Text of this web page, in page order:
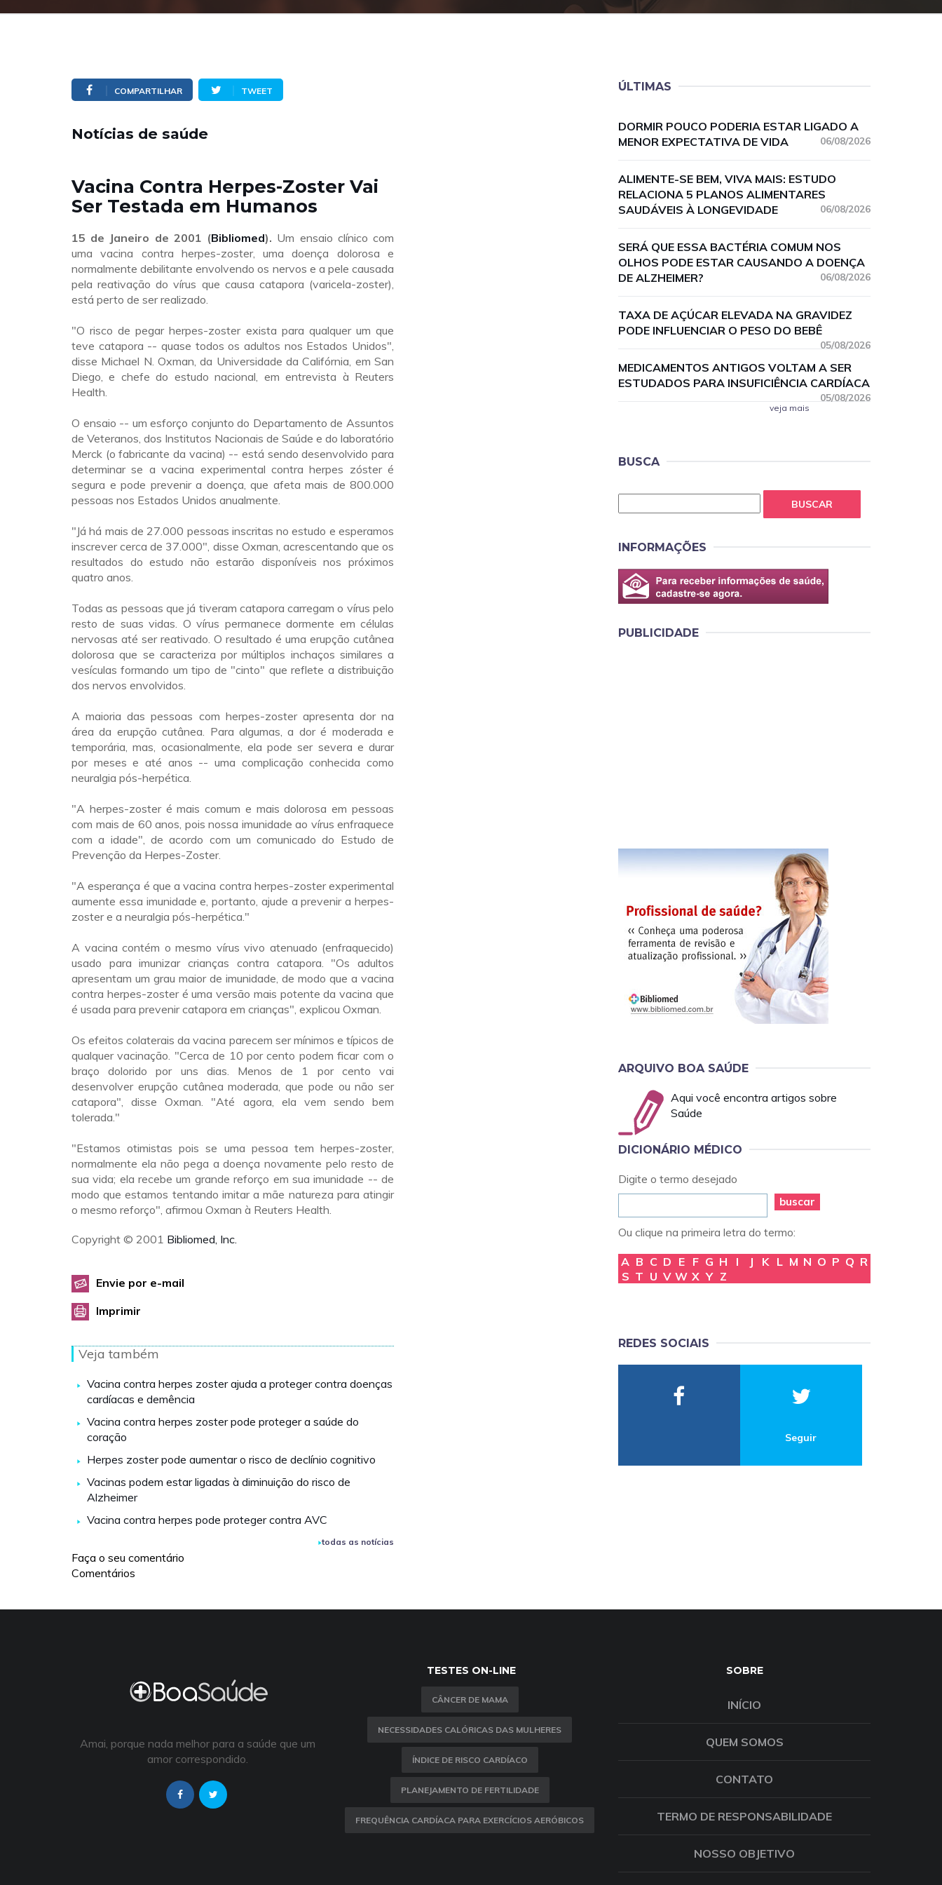
COMPARTILHAR TWEET
Notícias de saúde
Vacina Contra Herpes-Zoster Vai
Ser Testada em Humanos
15 de Janeiro de 2001 (Bibliomed). Um ensaio clínico com
uma vacina contra herpes-zoster, uma doença dolorosa e
normalmente debilitante envolvendo os nervos e a pele causada
pela reativação do vírus que causa catapora (varicela-zoster),
está perto de ser realizado.
"O risco de pegar herpes-zoster exista para qualquer um que
teve catapora -- quase todos os adultos nos Estados Unidos",
disse Michael N. Oxman, da Universidade da Califórnia, em San
Diego, e chefe do estudo nacional, em entrevista à Reuters
Health.
O ensaio -- um esforço conjunto do Departamento de Assuntos
de Veteranos, dos Institutos Nacionais de Saúde e do laboratório
Merck (o fabricante da vacina) -- está sendo desenvolvido para
determinar se a vacina experimental contra herpes zóster é
segura e pode prevenir a doença, que afeta mais de 800.000
pessoas nos Estados Unidos anualmente.
"Já há mais de 27.000 pessoas inscritas no estudo e esperamos
inscrever cerca de 37.000", disse Oxman, acrescentando que os
resultados do estudo não estarão disponíveis nos próximos
quatro anos.
Todas as pessoas que já tiveram catapora carregam o vírus pelo
resto de suas vidas. O vírus permanece dormente em células
nervosas até ser reativado. O resultado é uma erupção cutânea
dolorosa que se caracteriza por múltiplos inchaços similares a
vesículas formando um tipo de "cinto" que reflete a distribuição
dos nervos envolvidos.
A maioria das pessoas com herpes-zoster apresenta dor na
área da erupção cutânea. Para algumas, a dor é moderada e
temporária, mas, ocasionalmente, ela pode ser severa e durar
por meses e até anos -- uma complicação conhecida como
neuralgia pós-herpética.
"A herpes-zoster é mais comum e mais dolorosa em pessoas
com mais de 60 anos, pois nossa imunidade ao vírus enfraquece
com a idade", de acordo com um comunicado do Estudo de
Prevenção da Herpes-Zoster.
"A esperança é que a vacina contra herpes-zoster experimental
aumente essa imunidade e, portanto, ajude a prevenir a herpes-
zoster e a neuralgia pós-herpética."
A vacina contém o mesmo vírus vivo atenuado (enfraquecido)
usado para imunizar crianças contra catapora. "Os adultos
apresentam um grau maior de imunidade, de modo que a vacina
contra herpes-zoster é uma versão mais potente da vacina que
é usada para prevenir catapora em crianças", explicou Oxman.
Os efeitos colaterais da vacina parecem ser mínimos e típicos de
qualquer vacinação. "Cerca de 10 por cento podem ficar com o
braço dolorido por uns dias. Menos de 1 por cento vai
desenvolver erupção cutânea moderada, que pode ou não ser
catapora", disse Oxman. "Até agora, ela vem sendo bem
tolerada."
"Estamos otimistas pois se uma pessoa tem herpes-zoster,
normalmente ela não pega a doença novamente pelo resto de
sua vida; ela recebe um grande reforço em sua imunidade -- de
modo que estamos tentando imitar a mãe natureza para atingir
o mesmo reforço", afirmou Oxman à Reuters Health.
Copyright © 2001 Bibliomed, Inc.
Envie por e-mail
Imprimir
Veja também
Vacina contra herpes zoster ajuda a proteger contra doenças
cardíacas e demência
Vacina contra herpes zoster pode proteger a saúde do
coração
Herpes zoster pode aumentar o risco de declínio cognitivo
Vacinas podem estar ligadas à diminuição do risco de
Alzheimer
Vacina contra herpes pode proteger contra AVC
todas as notícias
Faça o seu comentário
Comentários
ÚLTIMAS
DORMIR POUCO PODERIA ESTAR LIGADO A
MENOR EXPECTATIVA DE VIDA
06/08/2026
ALIMENTE-SE BEM, VIVA MAIS: ESTUDO
RELACIONA 5 PLANOS ALIMENTARES
SAUDÁVEIS À LONGEVIDADE
06/08/2026
SERÁ QUE ESSA BACTÉRIA COMUM NOS
OLHOS PODE ESTAR CAUSANDO A DOENÇA
DE ALZHEIMER?
06/08/2026
TAXA DE AÇÚCAR ELEVADA NA GRAVIDEZ
PODE INFLUENCIAR O PESO DO BEBÊ
05/08/2026
MEDICAMENTOS ANTIGOS VOLTAM A SER
ESTUDADOS PARA INSUFICIÊNCIA CARDÍACA
05/08/2026
veja mais
BUSCA
BUSCAR
INFORMAÇÕES
PUBLICIDADE
ARQUIVO BOA SAÚDE
Aqui você encontra artigos sobre
Saúde
DICIONÁRIO MÉDICO
Digite o termo desejado
buscar
Ou clique na primeira letra do termo:
A B C D E F G H I J K L M N O P Q R
S T U V W X Y Z
REDES SOCIAIS
Seguir
Amai, porque nada melhor para a saúde que um
amor correspondido.
TESTES ON-LINE
CÂNCER DE MAMA
NECESSIDADES CALÓRICAS DAS MULHERES
ÍNDICE DE RISCO CARDÍACO
PLANEJAMENTO DE FERTILIDADE
FREQUÊNCIA CARDÍACA PARA EXERCÍCIOS AERÓBICOS
SOBRE
INÍCIO
QUEM SOMOS
CONTATO
TERMO DE RESPONSABILIDADE
NOSSO OBJETIVO